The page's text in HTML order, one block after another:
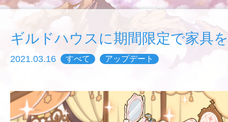
ギルドハウスに期間限定で家具
2021.03.16 すべて アップデート